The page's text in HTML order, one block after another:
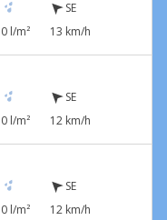
0 l/m²
SE
13 km/h
0 l/m²
SE
12 km/h
0 l/m²
SE
12 km/h